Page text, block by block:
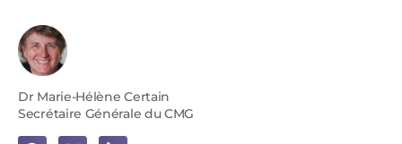
Dr Marie-Hélène Certain
Secrétaire Générale du CMG